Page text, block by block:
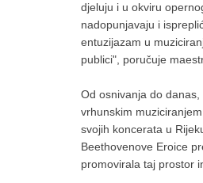
djeluju i u okviru
nadopunjavaju i
entuzijazam u
publici", poručuje
Od osnivanja do
vrhunskim
svojih koncerata u
Beethovenove Eroice
promovirala taj prostor